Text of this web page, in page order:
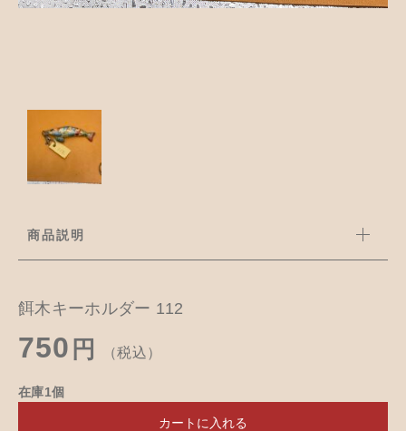
商品説明
餌木キーホルダー 112
750 円 （税込）
在庫1個
カートに入れる